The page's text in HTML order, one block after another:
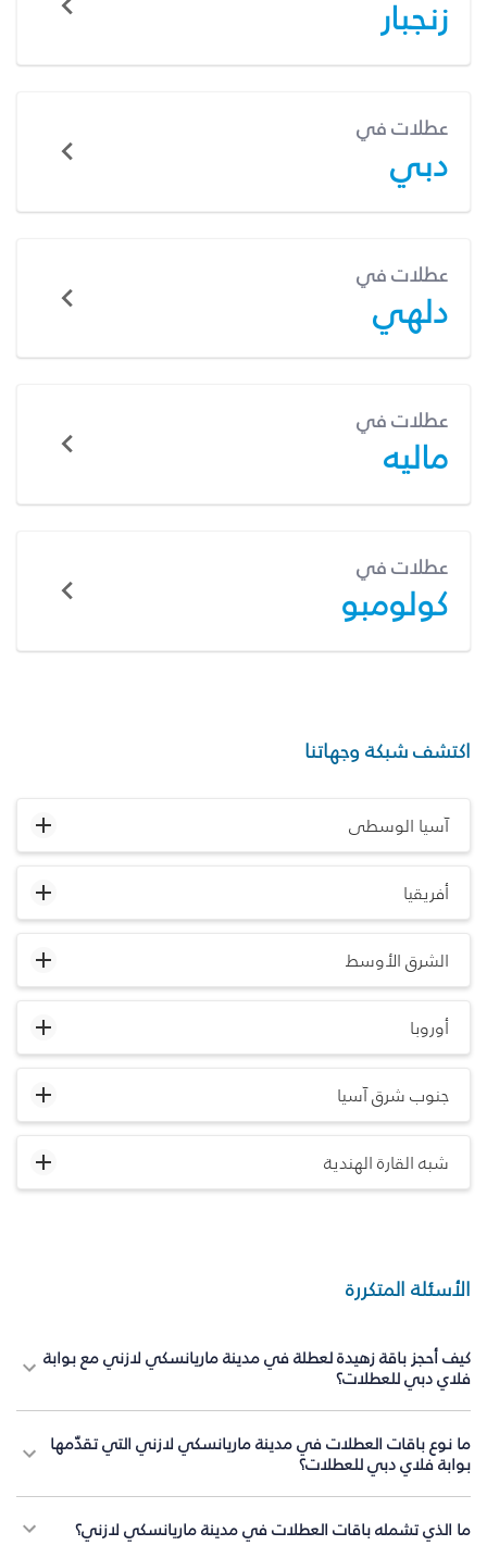
زنجبار
عطلات في
دبي
عطلات في
دلهي
عطلات في
ماليه
عطلات في
كولومبو
اكتشف شبكة وجهاتنا
آسيا الوسطى
أفريقيا
الشرق الأوسط
أوروبا
جنوب شرق آسيا
شبه القارة الهندية
الأسئلة المتكررة
كيف أحجز باقة زهيدة لعطلة في مدينة ماريانسكي لازني مع بوابة
فلاي دبي للعطلات؟
ما نوع باقات العطلات في مدينة ماريانسكي لازني التي تقدّمها
بوابة فلاي دبي للعطلات؟
ما الذي تشمله باقات العطلات في مدينة ماريانسكي لازني؟